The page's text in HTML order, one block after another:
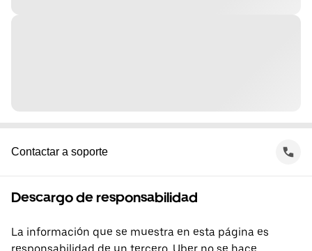
Contactar a soporte
Descargo de responsabilidad
La información que se muestra en esta página es